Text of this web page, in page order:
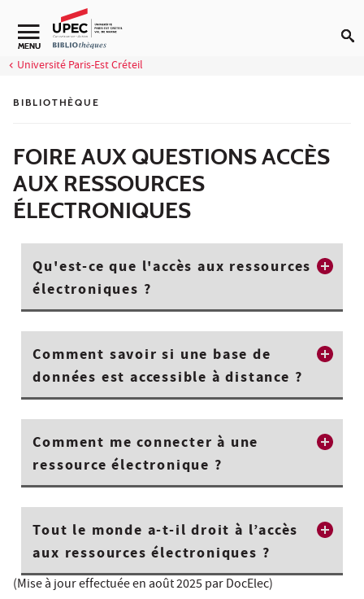
Aller au contenu
Navigation secondaire
MENU
Université Paris-Est Créteil
BIBLIOTHÈQUE
FOIRE AUX QUESTIONS ACCÈS
AUX RESSOURCES
ÉLECTRONIQUES
Qu'est-ce que l'accès aux ressources
électroniques ?
Comment savoir si une base de
données est accessible à distance ?
Comment me connecter à une
ressource électronique ?
Tout le monde a-t-il droit à l’accès
aux ressources électroniques ?
(Mise à jour effectuée en août 2025 par DocElec)